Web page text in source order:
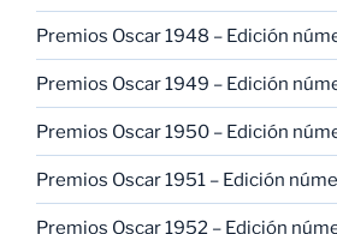
Premios Oscar 1948 – Edición
Premios Oscar 1949 – Edición
Premios Oscar 1950 – Edición
Premios Oscar 1951 – Edición
Premios Oscar 1952 – Edición